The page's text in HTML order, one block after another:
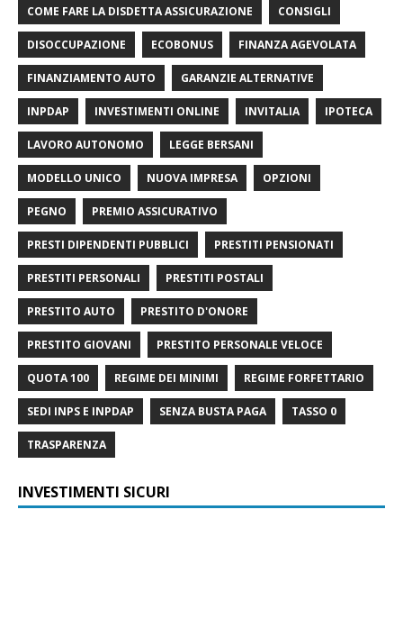
COME FARE LA DISDETTA ASSICURAZIONE CONSIGLI
DISOCCUPAZIONE ECOBONUS FINANZA AGEVOLATA
FINANZIAMENTO AUTO GARANZIE ALTERNATIVE
INPDAP INVESTIMENTI ONLINE INVITALIA IPOTECA
LAVORO AUTONOMO LEGGE BERSANI
MODELLO UNICO NUOVA IMPRESA OPZIONI
PEGNO PREMIO ASSICURATIVO
PRESTI DIPENDENTI PUBBLICI PRESTITI PENSIONATI
PRESTITI PERSONALI PRESTITI POSTALI
PRESTITO AUTO PRESTITO D'ONORE
PRESTITO GIOVANI PRESTITO PERSONALE VELOCE
QUOTA 100 REGIME DEI MINIMI REGIME FORFETTARIO
SEDI INPS E INPDAP SENZA BUSTA PAGA TASSO 0
TRASPARENZA
INVESTIMENTI SICURI